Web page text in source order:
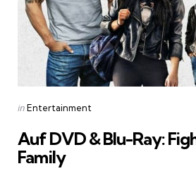
Categories
Posted
inEntertainment
Auf DVD & Blu-Ray:
Family